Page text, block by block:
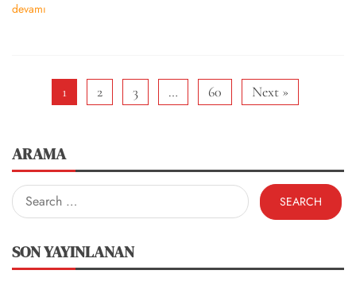
devamı
1 2 3 … 60 Next »
ARAMA
Search
for:
SON YAYINLANAN